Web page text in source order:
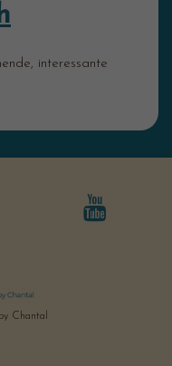
interessante
Chantal